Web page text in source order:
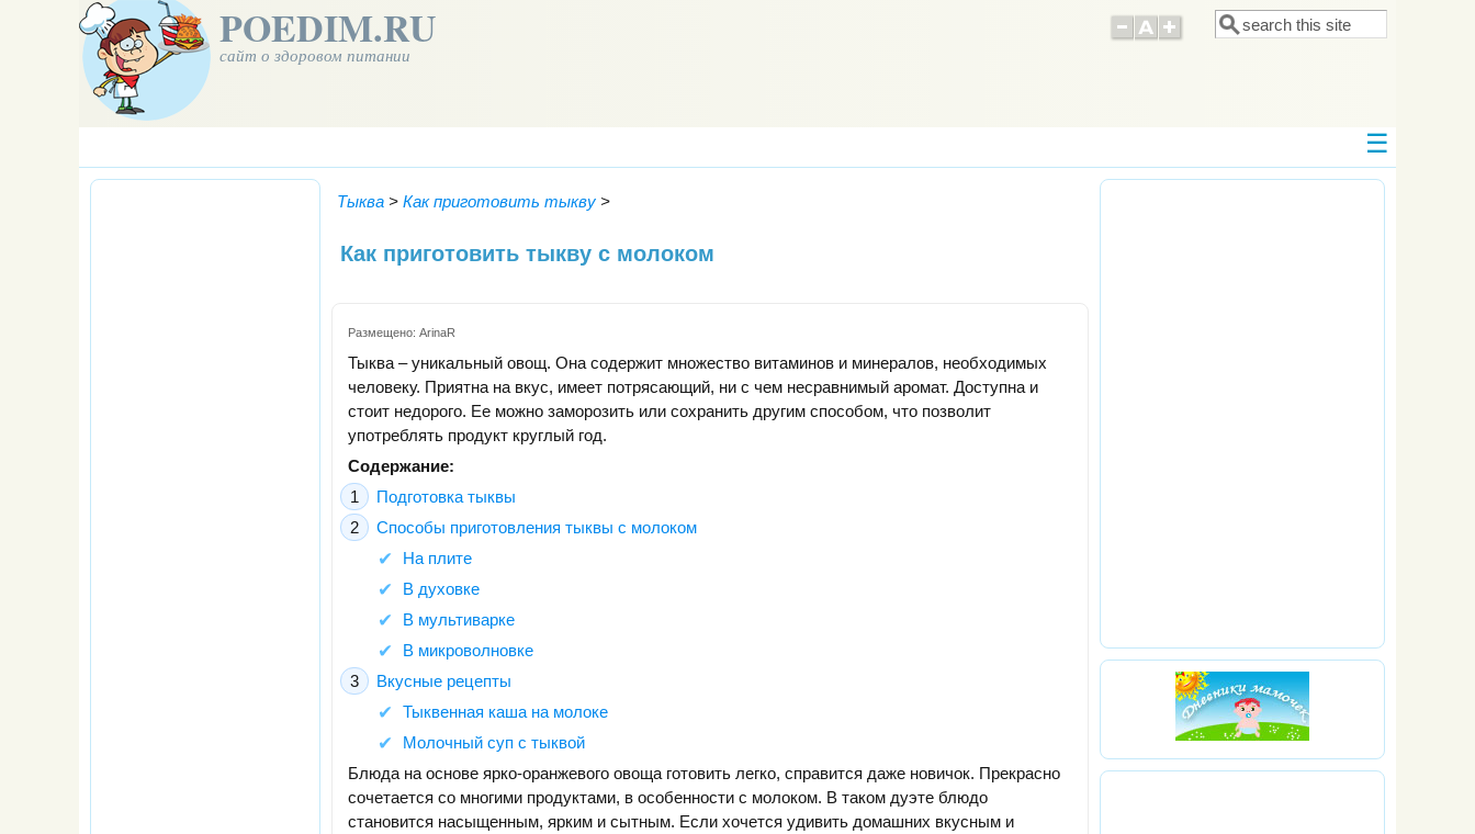
POEDIM.RU
сайт о здоровом питании
Форма поиска
Поиск
Тыква > Как приготовить тыкву >
Как приготовить тыкву с молоком
Размещено: ArinaR
Тыква – уникальный овощ. Она содержит множество витаминов и минералов, необходимых
человеку. Приятна на вкус, имеет потрясающий, ни с чем несравнимый аромат. Доступна и
стоит недорого. Ее можно заморозить или сохранить другим способом, что позволит
употреблять продукт круглый год.
Содержание:
Подготовка тыквы
Способы приготовления тыквы с молоком
На плите
В духовке
В мультиварке
В микроволновке
Вкусные рецепты
Тыквенная каша на молоке
Молочный суп с тыквой
Блюда на основе ярко-оранжевого овоща готовить легко, справится даже новичок. Прекрасно
сочетается со многими продуктами, в особенности с молоком. В таком дуэте блюдо
становится насыщенным, ярким и сытным. Если хочется удивить домашних вкусным и